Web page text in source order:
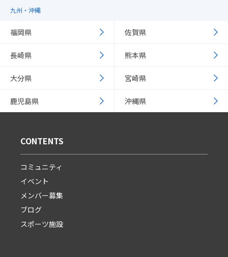
九州・沖縄
福岡県 佐賀県
長崎県 熊本県
大分県 宮崎県
鹿児島県 沖縄県
CONTENTS
コミュニティ
イベント
メンバー募集
ブログ
スポーツ施設